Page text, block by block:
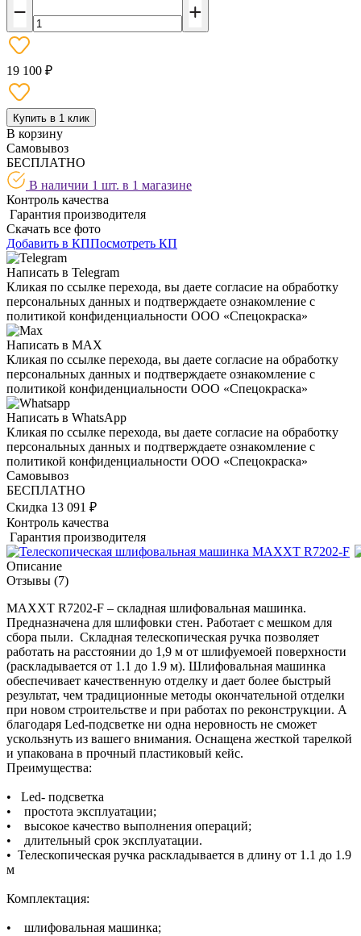
19 100 ₽
Купить в 1 клик
В корзину
Самовывоз
БЕСПЛАТНО
В наличии 1 шт. в 1 магазине
Контроль качества
Гарантия производителя
Скачать все фото
Добавить в КППосмотреть КП
Написать в Telegram
Кликая по ссылке перехода, вы даете согласие на обработку
персональных данных и подтверждаете ознакомление с
политикой конфиденциальности ООО «Спецокраска»
Написать в MAX
Кликая по ссылке перехода, вы даете согласие на обработку
персональных данных и подтверждаете ознакомление с
политикой конфиденциальности ООО «Спецокраска»
Написать в WhatsApp
Кликая по ссылке перехода, вы даете согласие на обработку
персональных данных и подтверждаете ознакомление с
политикой конфиденциальности ООО «Спецокраска»
Самовывоз
БЕСПЛАТНО
Скидка 13 091 ₽
Контроль качества
Гарантия производителя
Описание
Отзывы (7)
MAXXT R7202-F – складная шлифовальная машинка.
Предназначена для шлифовки стен. Работает с мешком для
сбора пыли. Складная телескопическая ручка позволяет
работать на расстоянии до 1,9 м от шлифуемоей поверхности
(раскладывается от 1.1 до 1.9 м). Шлифовальная машинка
обеспечивает качественную отделку и дает более быстрый
результат, чем традиционные методы окончательной отделки
при новом строительстве и при работах по реконструкции. А
благодаря Led-подсветке ни одна неровность не сможет
ускользнуть из вашего внимания. Оснащена жесткой тарелкой
и упакована в прочный пластиковый кейс.
Преимущества:
• Led- подсветка
• простота эксплуатации;
• высокое качество выполнения операций;
• длительный срок эксплуатации.
• Телескопическая ручка раскладывается в длину от 1.1 до 1.9
м
Комплектация:
• шлифовальная машинка;